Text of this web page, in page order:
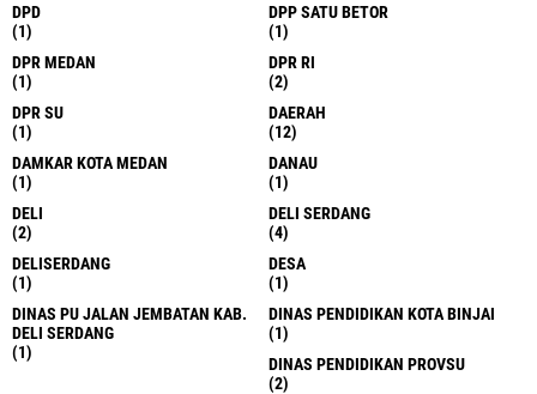
DPD
(1)
DPP SATU BETOR
(1)
DPR MEDAN
(1)
DPR RI
(2)
DPR SU
(1)
DAERAH
(12)
DAMKAR KOTA MEDAN
(1)
DANAU
(1)
DELI
(2)
DELI SERDANG
(4)
DELISERDANG
(1)
DESA
(1)
DINAS PU JALAN JEMBATAN KAB.
DELI SERDANG
(1)
DINAS PENDIDIKAN KOTA BINJAI
(1)
DINAS PENDIDIKAN PROVSU
(2)